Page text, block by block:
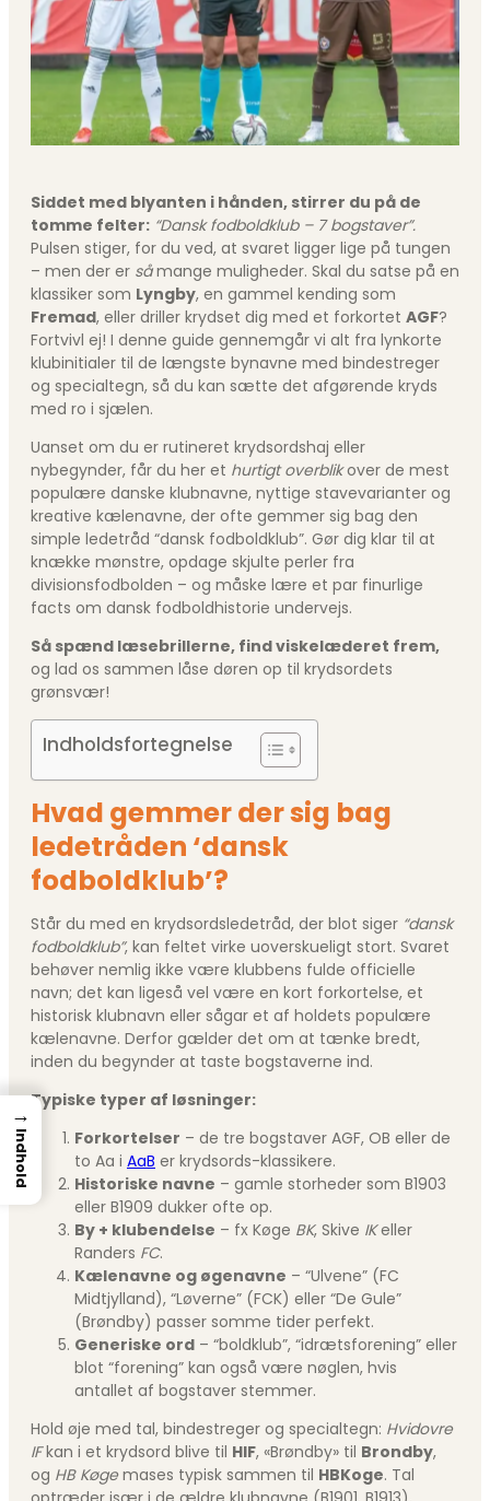
Siddet med blyanten i hånden, stirrer du på de
tomme felter: “Dansk fodboldklub – 7 bogstaver”.
Pulsen stiger, for du ved, at svaret ligger lige på tungen
– men der er såmange muligheder. Skal du satse på en
klassiker som Lyngby, en gammel kending som
Fremad, eller driller krydset dig med et forkortet AGF?
Fortvivl ej! I denne guide gennemgår vi alt fra lynkorte
klubinitialer til de længste bynavne med bindestreger
og specialtegn, så du kan sætte det afgørende kryds
med ro i sjælen.
Uanset om du er rutineret krydsordshaj eller
nybegynder, får du her et hurtigt overblikover de mest
populære danske klubnavne, nyttige stavevarianter og
kreative kælenavne, der ofte gemmer sig bag den
simple ledetråd “dansk fodboldklub”. Gør dig klar til at
knække mønstre, opdage skjulte perler fra
divisionsfodbolden – og måske lære et par finurlige
facts om dansk fodboldhistorie undervejs.
Så spænd læsebrillerne, find viskelæderet frem,
og lad os sammen låse døren op til krydsordets
grønsvær!
Indholdsfortegnelse
Hvad gemmer der sig bag
ledetråden ‘dansk
fodboldklub’?
Står du med en krydsordsledetråd, der blot siger “dansk
fodboldklub”, kan feltet virke uoverskueligt stort. Svaret
behøver nemlig ikke være klubbens fulde officielle
navn; det kan ligeså vel være en kort forkortelse, et
historisk klubnavn eller sågar et af holdets populære
kælenavne. Derfor gælder det om at tænke bredt,
inden du begynder at taste bogstaverne ind.
Typiske typer af løsninger:
Forkortelser – de tre bogstaver AGF, OB eller de
to Aa i AaB er krydsords-klassikere.
Historiske navne – gamle storheder som B1903
eller B1909 dukker ofte op.
By + klubendelse – fx Køge BK, Skive IKeller
Randers FC.
Kælenavne og øgenavne – “Ulvene” (FC
Midtjylland), “Løverne” (FCK) eller “De Gule”
(Brøndby) passer somme tider perfekt.
Generiske ord – “boldklub”, “idrætsforening” eller
blot “forening” kan også være nøglen, hvis
antallet af bogstaver stemmer.
Hold øje med tal, bindestreger og specialtegn: Hvidovre
IFkan i et krydsord blive til HIF, «Brøndby» til Brondby,
og HB Køgemases typisk sammen til HBKoge. Tal
→
Indhold